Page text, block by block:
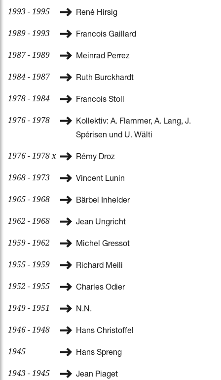
1993 - 1995 René Hirsig
1989 - 1993 Francois Gaillard
1987 - 1989 Meinrad Perrez
1984 - 1987 Ruth Burckhardt
1978 - 1984 Francois Stoll
1976 - 1978
Kollektiv: A. Flammer, A. Lang, J.
Spérisen und U. Wälti
1976 - 1978 x Rémy Droz
1968 - 1973 Vincent Lunin
1965 - 1968 Bärbel Inhelder
1962 - 1968 Jean Ungricht
1959 - 1962 Michel Gressot
1955 - 1959 Richard Meili
1952 - 1955 Charles Odier
1949 - 1951 N.N.
1946 - 1948 Hans Christoffel
1945 Hans Spreng
1943 - 1945 Jean Piaget